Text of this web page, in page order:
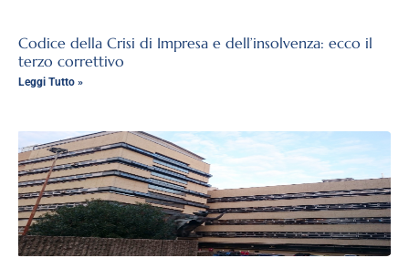
Codice della Crisi di Impresa e dell’insolvenza: ecco il
terzo correttivo
Leggi Tutto »